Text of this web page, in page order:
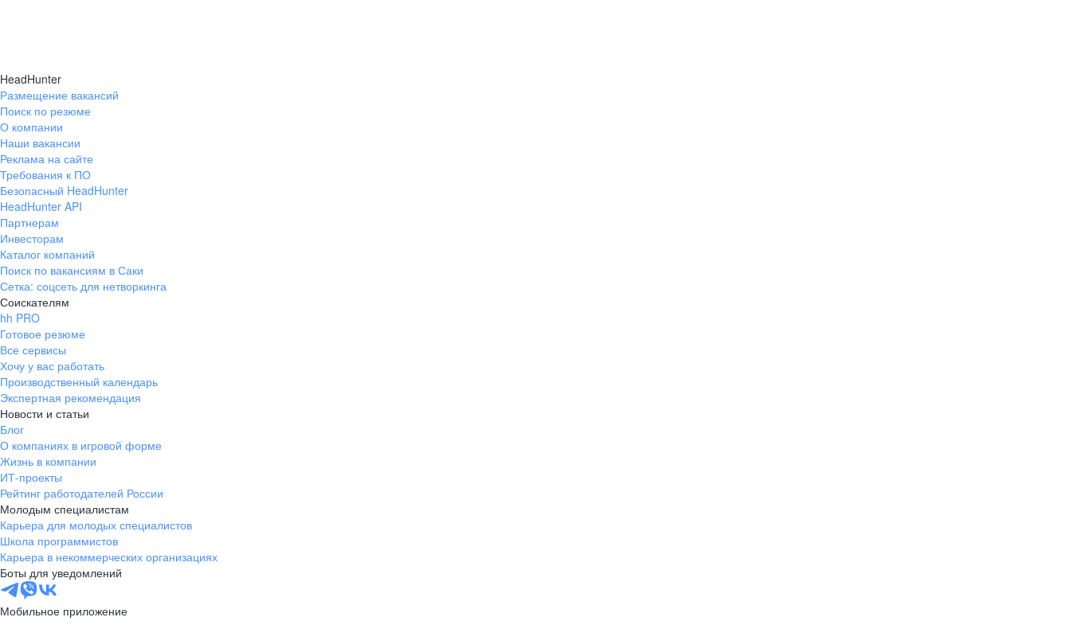
HeadHunter
Размещение вакансий
Поиск по резюме
О компании
Наши вакансии
Реклама на сайте
Требования к ПО
Безопасный HeadHunter
HeadHunter API
Партнерам
Инвесторам
Каталог компаний
Поиск по вакансиям в Саки
Сетка: соцсеть для нетворкинга
Соискателям
hh PRO
Готовое резюме
Все сервисы
Хочу у вас работать
Производственный календарь
Экспертная рекомендация
Новости и статьи
Блог
О компаниях в игровой форме
Жизнь в компании
ИТ-проекты
Рейтинг работодателей России
Молодым специалистам
Карьера для молодых специалистов
Школа программистов
Карьера в некоммерческих организациях
Боты для уведомлений
Мобильное приложение